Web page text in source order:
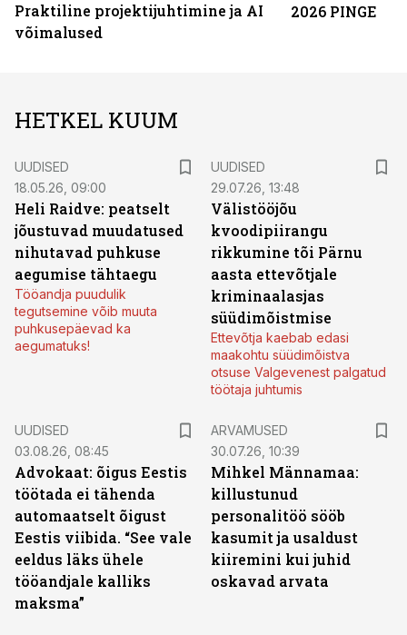
Praktiline projektijuhtimine ja AI
võimalused
2026 PINGE
HETKEL KUUM
UUDISED
18.05.26, 09:00
Heli Raidve: peatselt
jõustuvad muudatused
nihutavad puhkuse
aegumise tähtaegu
Tööandja puudulik
tegutsemine võib muuta
puhkusepäevad ka
aegumatuks!
UUDISED
29.07.26, 13:48
Välistööjõu
kvoodipiirangu
rikkumine tõi Pärnu
aasta ettevõtjale
kriminaalasjas
süüdimõistmise
Ettevõtja kaebab edasi
maakohtu süüdimõistva
otsuse Valgevenest palgatud
töötaja juhtumis
UUDISED
03.08.26, 08:45
Advokaat: õigus Eestis
töötada ei tähenda
automaatselt õigust
Eestis viibida. “See vale
eeldus läks ühele
tööandjale kalliks
maksma”
ARVAMUSED
30.07.26, 10:39
Mihkel Männamaa:
killustunud
personalitöö sööb
kasumit ja usaldust
kiiremini kui juhid
oskavad arvata